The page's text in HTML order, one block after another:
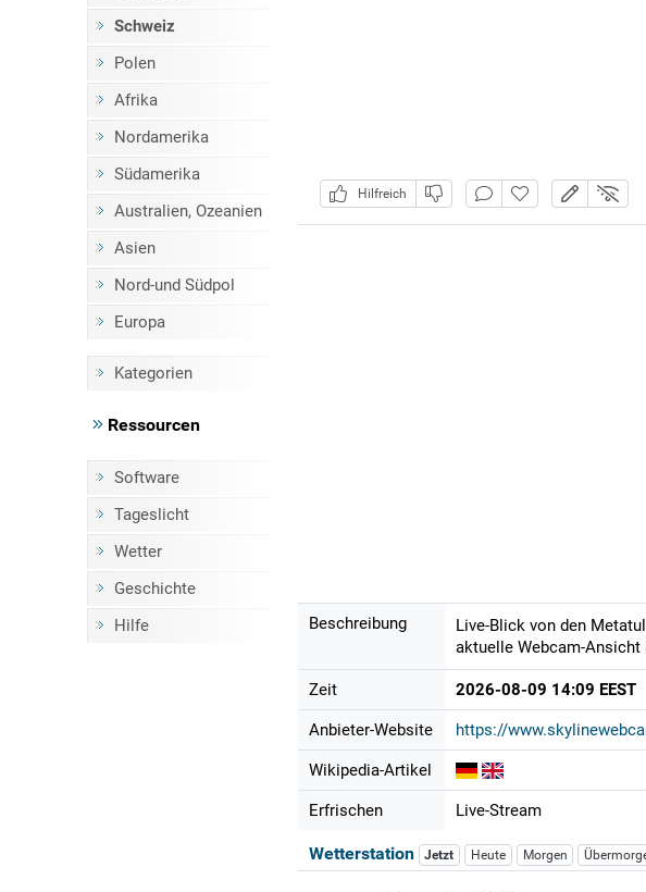
Schweiz
Polen
Afrika
Nordamerika
Südamerika
Australien, Ozeanien
Asien
Nord-und Südpol
Europa
Kategorien
Ressourcen
Software
Tageslicht
Wetter
Geschichte
Hilfe
Hilfreich
Beschreibung
Live-Blick von den
aktuelle Webcam-Ansicht
Zeit 2026-08-09 14:09 EEST
Anbieter-Website https://
Wikipedia-Artikel
Erfrischen Live-Stream
Wetterstation Jetzt Heute Morgen